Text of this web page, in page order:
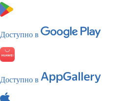
Доступно в
Доступно в